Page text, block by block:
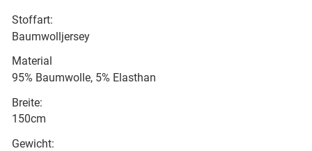
Stoffart:
Baumwolljersey
Material
95% Baumwolle, 5% Elasthan
Breite:
150cm
Gewicht: